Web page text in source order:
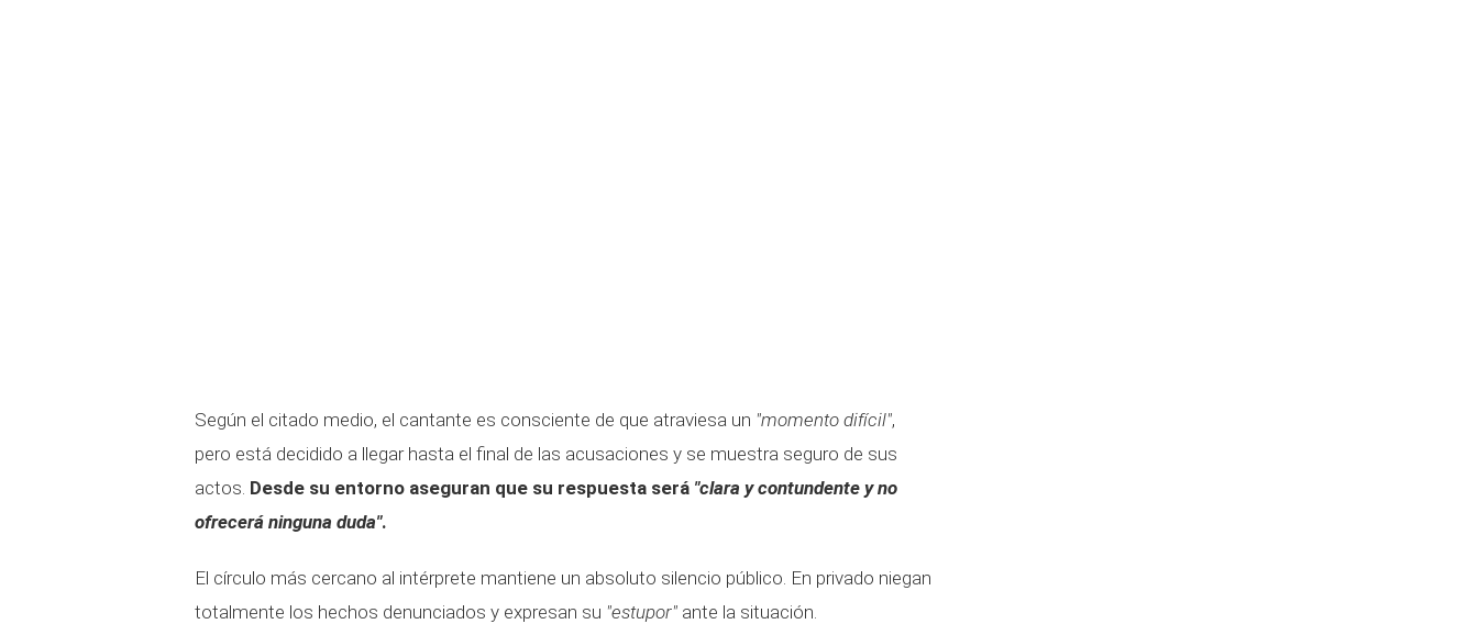
Según el citado medio, el cantante es consciente de que atraviesa un "momento difícil",
pero está decidido a llegar hasta el final de las acusaciones y se muestra seguro de sus
actos. Desde su entorno aseguran que su respuesta será "clara y contundente y no
ofrecerá ninguna duda".
El círculo más cercano al intérprete mantiene un absoluto silencio público. En privado niegan
totalmente los hechos denunciados y expresan su "estupor" ante la situación.